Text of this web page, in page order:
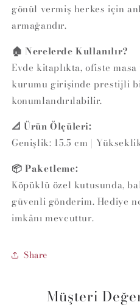
gönül vermiş herkes için
armağandır.
🏠 Nerelerde Kullanılır?
Evde kitaplıkta, ofiste
kurumu girişinde prestijli
konumlandırılabilir.
📐 Ürün Ölçüleri:
Genişlik: 15.5 cm |
📦 Paketleme:
Köpüklü özel kutusunda,
güvenli gönderim. Hediye
imkânı mevcuttur.
Share
Müşteri